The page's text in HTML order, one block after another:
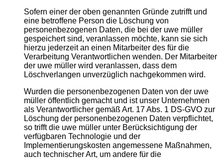
Sofern einer der oben genannten Gründe zutrifft und
eine betroffene Person die Löschung von
personenbezogenen Daten, die bei der uwe müller
gespeichert sind, veranlassen möchte, kann sie sich
hierzu jederzeit an einen Mitarbeiter des für die
Verarbeitung Verantwortlichen wenden. Der Mitarbeiter
der uwe müller wird veranlassen, dass dem
Löschverlangen unverzüglich nachgekommen wird.
Wurden die personenbezogenen Daten von der uwe
müller öffentlich gemacht und ist unser Unternehmen
als Verantwortlicher gemäß Art. 17 Abs. 1 DS-GVO zur
Löschung der personenbezogenen Daten verpflichtet,
so trifft die uwe müller unter Berücksichtigung der
verfügbaren Technologie und der
Implementierungskosten angemessene Maßnahmen,
auch technischer Art, um andere für die